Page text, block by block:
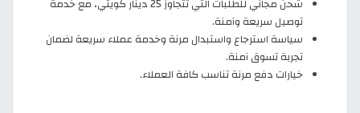
شحن مجاني للطلبات التي تتجاوز 25 دينار كويتي، مع خدمة
توصيل سريعة وآمنة.
سياسة استرجاع واستبدال مرنة وخدمة عملاء سريعة لضمان
تجربة تسوق آمنة.
خيارات دفع مرنة تناسب كافة العملاء.